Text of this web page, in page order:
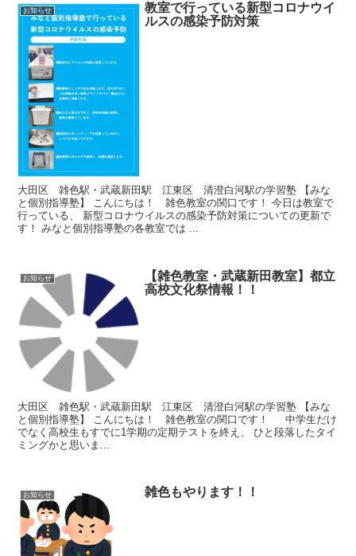
お知らせ
教室で行っている新型コロナウイ
ルスの感染予防対策
大田区 雑色駅・武蔵新田駅 江東区 清澄白河駅の学習塾 【みな
と個別指導塾】 こんにちは！ 雑色教室の関口です！ 今日は教室で
行っている、 新型コロナウイルスの感染予防対策についての更新で
す！ みなと個別指導塾の各教室では ...
お知らせ
【雑色教室・武蔵新田教室】都立
高校文化祭情報！！
大田区 雑色駅・武蔵新田駅 江東区 清澄白河駅の学習塾 【みな
と個別指導塾】 こんにちは！ 雑色教室の関口です！ 中学生だけ
でなく高校生もすでに1学期の定期テストを終え、 ひと段落したタイ
ミングかと思いま...
お知らせ 雑色もやります！！